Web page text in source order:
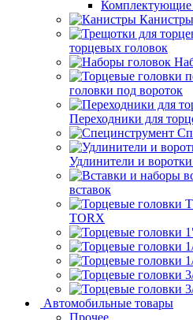
Комплектующие
Канистры
торцевых головок
головки под вороток
Переходники для
Удлинители и
вставок
TORX
Автомобильные товары
Прочее